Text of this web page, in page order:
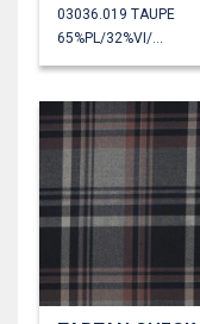
03036.019 TAUPE
65%PL/32%VI/3%EA